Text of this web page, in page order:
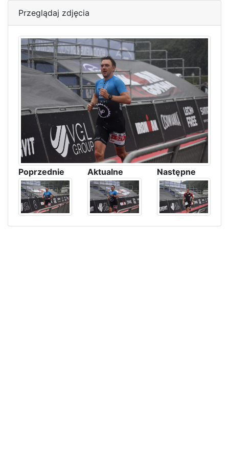
Przeglądaj zdjęcia
Poprzednie Aktualne Następne